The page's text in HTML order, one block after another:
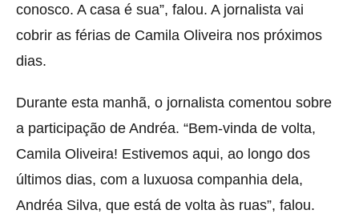
conosco. A casa é sua”, falou. A jornalista vai
cobrir as férias de Camila Oliveira nos próximos
dias.
Durante esta manhã, o jornalista comentou sobre
a participação de Andréa. “Bem-vinda de volta,
Camila Oliveira! Estivemos aqui, ao longo dos
últimos dias, com a luxuosa companhia dela,
Andréa Silva, que está de volta às ruas”, falou.